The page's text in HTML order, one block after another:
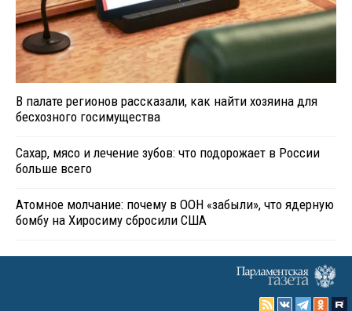
В палате регионов рассказали, как найти хозяина для
бесхозного госимущества
Сахар, мясо и лечение зубов: что подорожает в России
больше всего
Атомное молчание: почему в ООН «забыли», что ядерную
бомбу на Хиросиму сбросили США